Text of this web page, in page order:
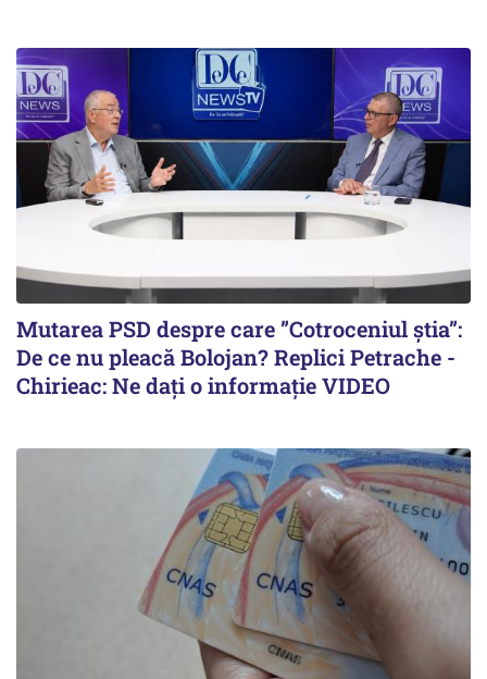
Mutarea PSD despre care ”Cotroceniul știa”:
De ce nu pleacă Bolojan? Replici Petrache -
Chirieac: Ne dați o informație VIDEO